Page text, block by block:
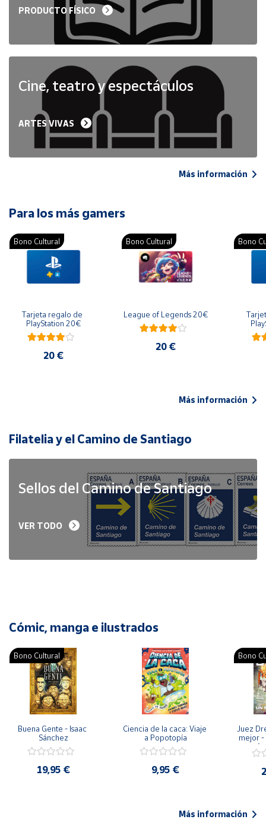
PRODUCTO FÍSICO
Cine, teatro y espectáculos
ARTES VIVAS
Más información
Para los más gamers
Bono Cultural
Tarjeta regalo de
PlayStation 20€
20 €
Bono Cultural
League of Legends 20€
20 €
Bono
Más información
Filatelia y el Camino de Santiago
Sellos del Camino de Santiago
VER TODO
Cómic, manga e ilustrados
Bono Cultural
Buena Gente - Isaac
Sánchez
19,95 €
Ciencia de la caca: Viaje
a Popotopía
9,95 €
Bono
Juez
mejor -
Más información